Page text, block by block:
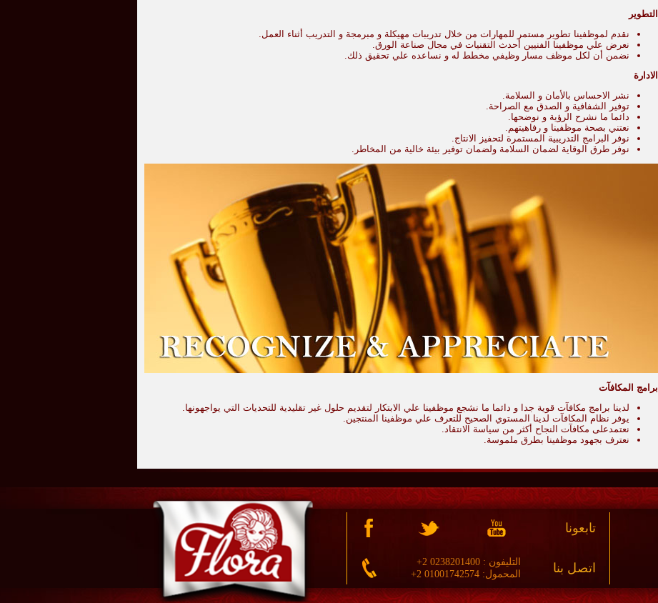
التطوير
نقدم لموظفينا تطوير مستمر للمهارات من خلال تدريبات مهيكلة و مبرمجة و التدريب أثناء العمل.
نعرض علي موظفينا الفنيين أحدث التقنيات في مجال صناعة الورق.
نضمن أن لكل موظف مسار وظيفي مخطط له و نساعده علي تحقيق ذلك.
الادارة
نشر الاحساس بالأمان و السلامة.
توفير الشفافية و الصدق مع الصراحة.
دائما ما نشرح الرؤية و نوضحها.
نعتني بصحة موظفينا و رفاهيتهم.
نوفر البرامج التدريبية المستمرة لتحفيز الانتاج.
نوفر طرق الوقاية لضمان السلامة ولضمان توفير بيئة خالية من المخاطر.
برامج المكافآت
لدينا برامج مكافآت قوية جدا و دائما ما نشجع موظفينا علي الابتكار لتقديم حلول غير تقليدية للتحديات التي يواجهونها.
يوفر نظام المكافآت لدينا المستوي الصحيح للتعرف علي موظفينا المنتجين.
نعتمدعلى مكافآت النجاح أكثر من سياسة الانتقاد.
نعترف بجهود موظفينا بطرق ملموسة.
التليفون : 0238201400 2+
المحمول: 01001742574 2+
تابعونا
اتصل بنا